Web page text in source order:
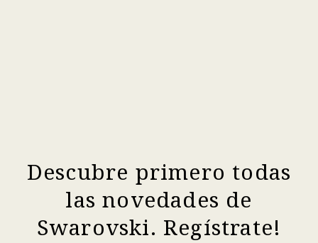
Descubre primero todas
las novedades de
Swarovski. Regístrate!